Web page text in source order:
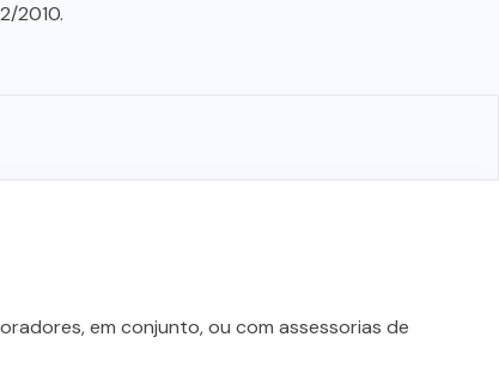
2010.
em conjunto, ou com assessorias de